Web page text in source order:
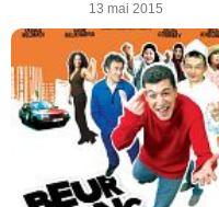
13 mai 2015